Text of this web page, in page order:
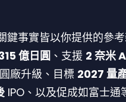
鍵事實皆以你提供的參
億日圓 、支援 2 奈米
廠升級、目標 2027 量
IPO、以及促成如富士通